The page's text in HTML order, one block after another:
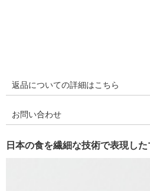
返品についての詳細はこちら
お問い合わせ
日本の食を繊細な技術で表現した